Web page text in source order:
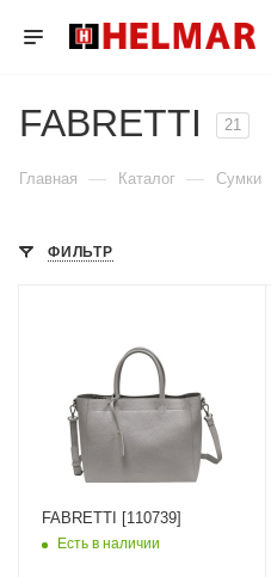
FABRETTI 21
Главная — Каталог — Сумки
ФИЛЬТР
FABRETTI [110739]
Есть в наличии